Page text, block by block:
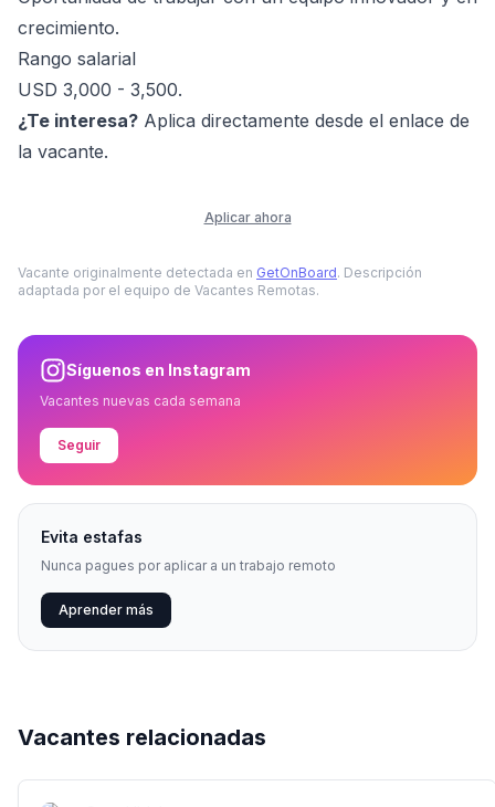
crecimiento.
Rango salarial
USD 3,000 - 3,500.
¿Te interesa? Aplica directamente desde el enlace de
la vacante.
Aplicar ahora
Vacante originalmente detectada en GetOnBoard. Descripción
adaptada por el equipo de Vacantes Remotas.
Síguenos en Instagram
Vacantes nuevas cada semana
Seguir
Evita estafas
Nunca pagues por aplicar a un trabajo remoto
Aprender más
Vacantes relacionadas